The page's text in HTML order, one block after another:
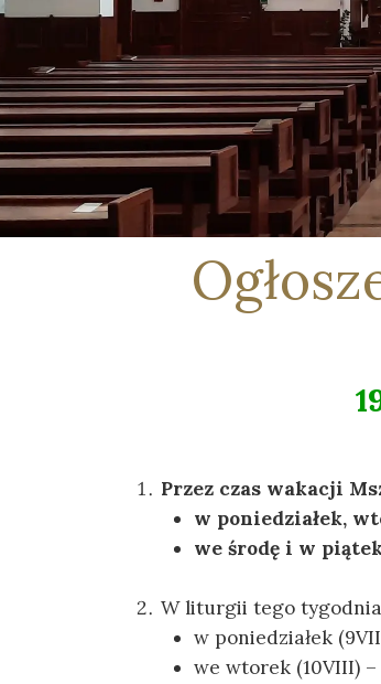
Przez czas wakacji
w poniedziałek,
we środę i w
W liturgii tego
w poniedziałek
we wtorek (10VIII)